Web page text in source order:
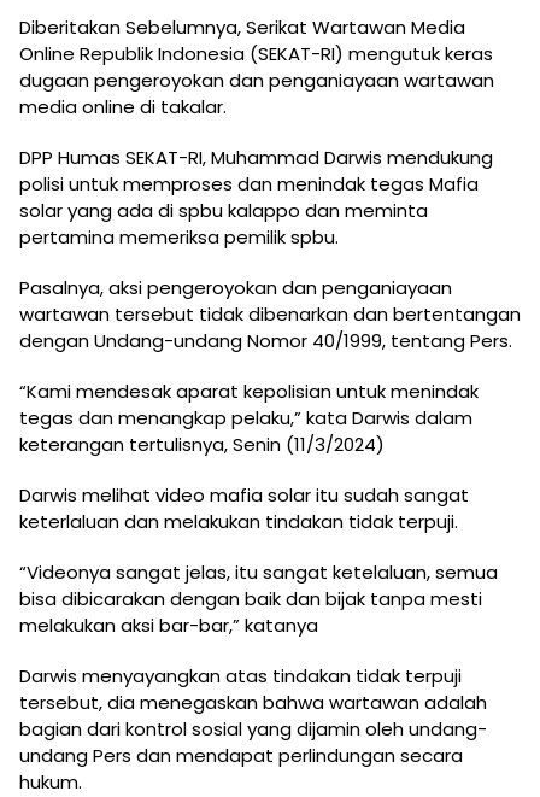
Diberitakan Sebelumnya, Serikat Wartawan Media
Online Republik Indonesia (SEKAT-RI) mengutuk keras
dugaan pengeroyokan dan penganiayaan wartawan
media online di takalar.
DPP Humas SEKAT-RI, Muhammad Darwis mendukung
polisi untuk memproses dan menindak tegas Mafia
solar yang ada di spbu kalappo dan meminta
pertamina memeriksa pemilik spbu.
Pasalnya, aksi pengeroyokan dan penganiayaan
wartawan tersebut tidak dibenarkan dan bertentangan
dengan Undang-undang Nomor 40/1999, tentang Pers.
“Kami mendesak aparat kepolisian untuk menindak
tegas dan menangkap pelaku,” kata Darwis dalam
keterangan tertulisnya, Senin (11/3/2024)
Darwis melihat video mafia solar itu sudah sangat
keterlaluan dan melakukan tindakan tidak terpuji.
“Videonya sangat jelas, itu sangat ketelaluan, semua
bisa dibicarakan dengan baik dan bijak tanpa mesti
melakukan aksi bar-bar,” katanya
Darwis menyayangkan atas tindakan tidak terpuji
tersebut, dia menegaskan bahwa wartawan adalah
bagian dari kontrol sosial yang dijamin oleh undang-
undang Pers dan mendapat perlindungan secara
hukum.